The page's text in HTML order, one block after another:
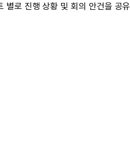
별로 진행 상황 및 회의 안건을 공유